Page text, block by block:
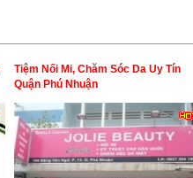
Tiệm Nối Mi, Chăm Sóc Da Uy Tín
Quận Phú Nhuận